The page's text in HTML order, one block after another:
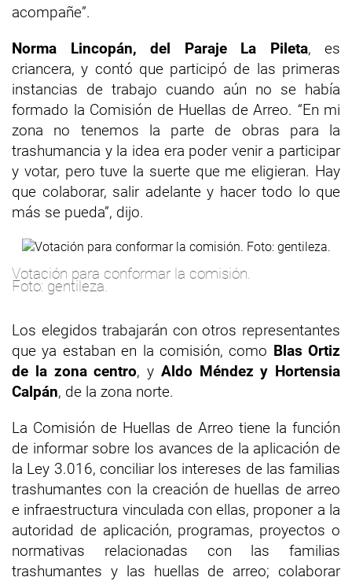
acompañe”.
Norma Lincopán, del Paraje La Pileta, es
criancera, y contó que participó de las primeras
instancias de trabajo cuando aún no se había
formado la Comisión de Huellas de Arreo. “En mi
zona no tenemos la parte de obras para la
trashumancia y la idea era poder venir a participar
y votar, pero tuve la suerte que me eligieran. Hay
que colaborar, salir adelante y hacer todo lo que
más se pueda”, dijo.
Votación para conformar la comisión.
Foto: gentileza.
Los elegidos trabajarán con otros representantes
que ya estaban en la comisión, como Blas Ortiz
de la zona centro, y Aldo Méndez y Hortensia
Calpán, de la zona norte.
La Comisión de Huellas de Arreo tiene la función
de informar sobre los avances de la aplicación de
la Ley 3.016, conciliar los intereses de las familias
trashumantes con la creación de huellas de arreo
e infraestructura vinculada con ellas, proponer a la
autoridad de aplicación, programas, proyectos o
normativas relacionadas con las familias
trashumantes y las huellas de arreo; colaborar